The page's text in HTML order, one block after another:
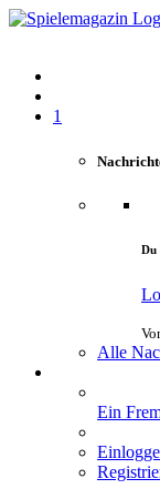
1
Du
Alle
Ein